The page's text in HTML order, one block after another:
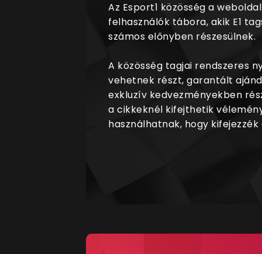
Az Esport1 közösség a
felhasználók tábora, akik E1
számos előnyben részesülnek.
A közösség tagjai rendszeres
vehetnek részt, garantált
exkluzív kedvezményekben
a cikkeknél kifejthetik
használhatnak, hogy